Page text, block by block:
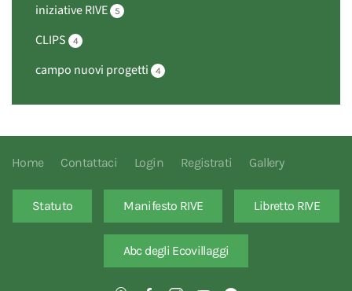
iniziative RIVE 5
CLIPS 4
campo nuovi progetti 4
Home Contattaci Login Registrati Gallery
Statuto Manifesto RIVE Libretto RIVE
Abc degli Ecovillaggi